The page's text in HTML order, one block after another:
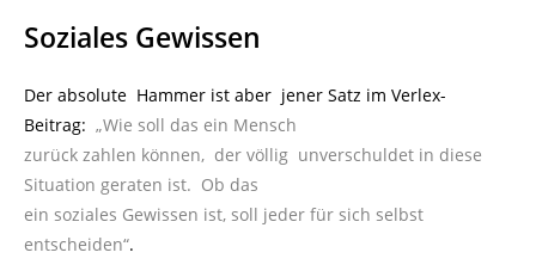
Soziales Gewissen
Der absolute Hammer ist aber jener Satz im Verlex-
Beitrag: „Wie soll das ein Mensch
zurück zahlen können, der völlig unverschuldet in diese
Situation geraten ist. Ob das
ein soziales Gewissen ist, soll jeder für sich selbst
entscheiden“.